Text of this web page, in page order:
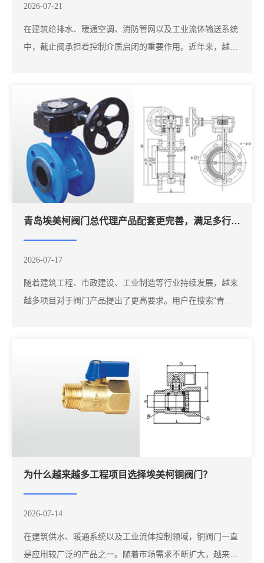
2026-07-21
在建筑给排水、暖通空调、消防管网以及工业流体输送系统
中，截止阀承担着控制介质启闭的重要作用。近年来，越来
采购提供参考。相比只关注产品价格，越来越多工程单位开
始重视产品...
青岛埃美柯阀门总代理产品配套更完善，满足多行业采购需求
2026-07-17
随着建筑工程、市政建设、工业制造等行业持续发展，越来
越多项目对于阀门产品提出了更高要求。用户在搜索"青岛
为什么越来越多工程项目选择埃美柯铜阀门？
2026-07-14
在建筑供水、暖通系统以及工业流体控制领域，铜阀门一直
是应用较广泛的产品之一。随着市场需求不断扩大，越来越